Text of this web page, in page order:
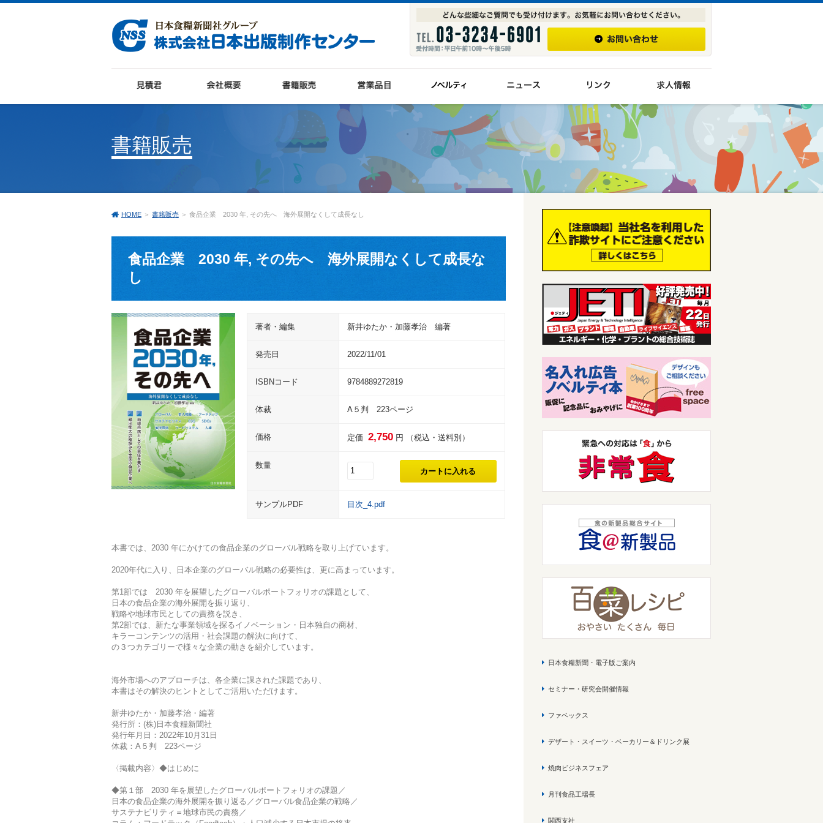
書籍販売
HOME ＞ 書籍販売 ＞ 食品企業 2030 年, その先へ 海外展開なくして成長なし
食品企業 2030 年, その先へ 海外展開なくして成長な
し
著者・編集 新井ゆたか・加藤孝治 編著
発売日 2022/11/01
ISBNコード 9784889272819
体裁 A５判 223ページ
価格 定価 2,750 円 （税込・送料別）
数量
サンプルPDF 目次_4.pdf
本書では、2030 年にかけての食品企業のグローバル戦略を取り上げています。
2020年代に入り、日本企業のグローバル戦略の必要性は、更に高まっています。
第1部では 2030 年を展望したグローバルポートフォリオの課題として、
日本の食品企業の海外展開を振り返り、
戦略や地球市民としての責務を説き、
第2部では、新たな事業領域を探るイノベーション・日本独自の商材、
キラーコンテンツの活用・社会課題の解決に向けて、
の３つカテゴリーで様々な企業の動きを紹介しています。
海外市場へのアプローチは、各企業に課された課題であり、
本書はその解決のヒントとしてご活用いただけます。
新井ゆたか・加藤孝治・編著
発行所：(株)日本食糧新聞社
発行年月日：2022年10月31日
体裁：A５判 223ページ
〈掲載内容〉◆はじめに
◆第１部 2030 年を展望したグローバルポートフォリオの課題／
日本の食品企業の海外展開を振り返る／グローバル食品企業の戦略／
サステナビリティ＝地球市民の責務／
日本食糧新聞・電子版ご案内
セミナー・研究会開催情報
ファベックス
デザート・スイーツ・ベーカリー＆ドリンク展
焼肉ビジネスフェア
月刊食品工場長
関西支社